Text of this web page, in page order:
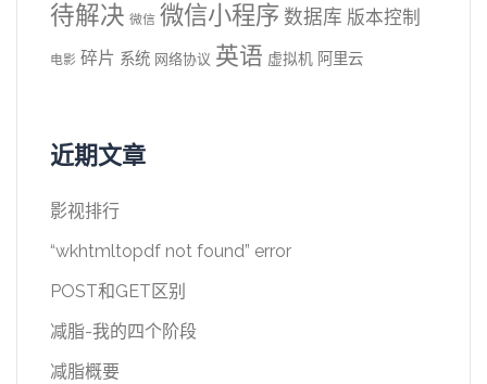
待解决 微信 微信小程序 数据库 版本控制
电影 碎片 系统 网络协议 英语 虚拟机 阿里云
近期文章
影视排行
“wkhtmltopdf not found” error
POST和GET区别
减脂-我的四个阶段
减脂概要